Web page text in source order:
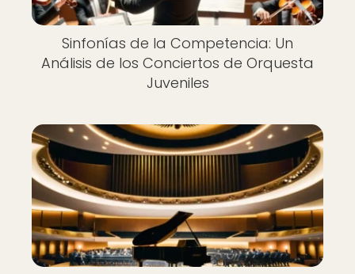
Sinfonías de la Competencia: Un
Análisis de los Conciertos de Orquesta
Juveniles